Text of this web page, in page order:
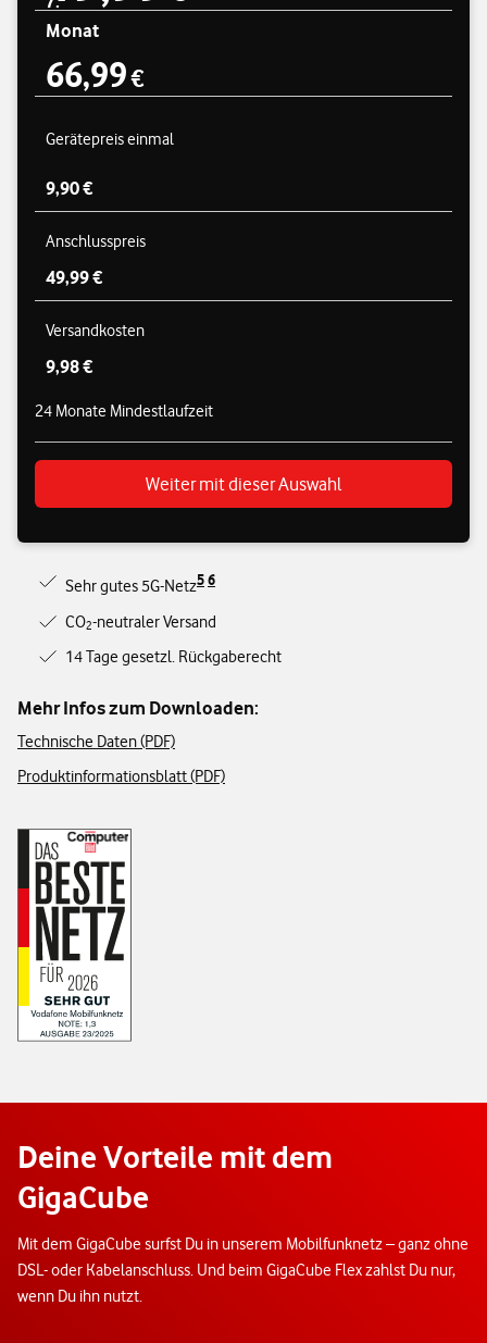
Monat
66,99 €
66,99€
Gerätepreis einmal
9,90 €
Anschlusspreis
49,99 €
Versandkosten
9,98 €
24 Monate Mindestlaufzeit
Weiter mit dieser Auswahl
Sehr gutes 5G-Netz56
CO2-neutraler Versand
14 Tage gesetzl. Rückgaberecht
Mehr Infos zum Downloaden:
Technische Daten (PDF)
Produktinformationsblatt (PDF)
Deine Vorteile mit dem
GigaCube
Mit dem GigaCube surfst Du in unserem Mobilfunknetz – ganz ohne
DSL- oder Kabelanschluss. Und beim GigaCube Flex zahlst Du nur,
wenn Du ihn nutzt.